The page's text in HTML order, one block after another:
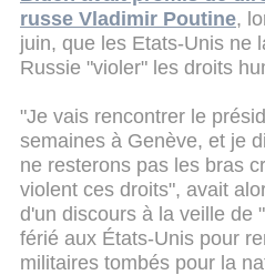
russe Vladimir Poutine,
juin, que les Etats-Unis ne
Russie "violer" les droits
"Je vais rencontrer le
semaines à Genève, et je
ne resterons pas les bras
violent ces droits", avait
d'un discours à la veille de
férié aux États-Unis pour
militaires tombés pour la